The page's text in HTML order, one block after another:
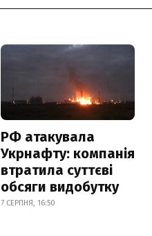
РФ атакувала
Укрнафту: компанія
втратила суттєві
обсяги видобутку
7 СЕРПНЯ, 16:50